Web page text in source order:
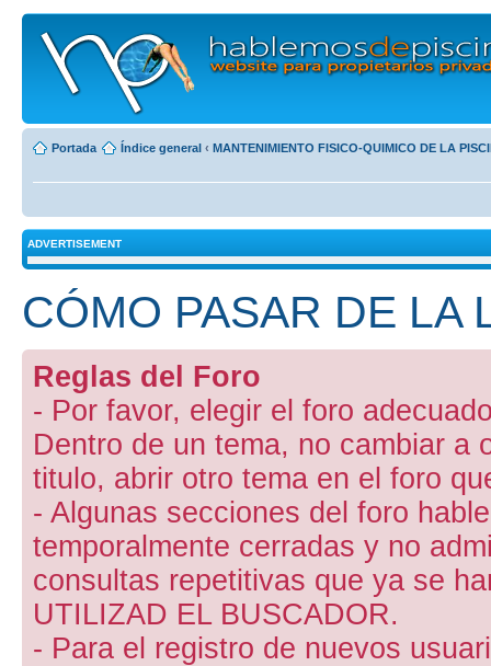
Portada Índice general ‹ MANTENIMIENTO FISICO-QUIMICO DE LA
ADVERTISEMENT
CÓMO PASAR DE LA
Reglas del Foro
- Por favor, elegir el foro
Dentro de un tema, no cambiar a
titulo, abrir otro tema en el foro
- Algunas secciones del foro
temporalmente cerradas y no
consultas repetitivas que ya se
UTILIZAD EL BUSCADOR.
- Para el registro de nuevos